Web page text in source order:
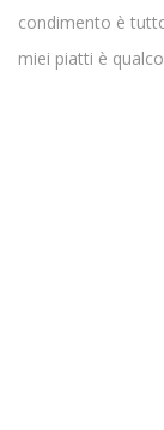
condimento è
miei piatti è